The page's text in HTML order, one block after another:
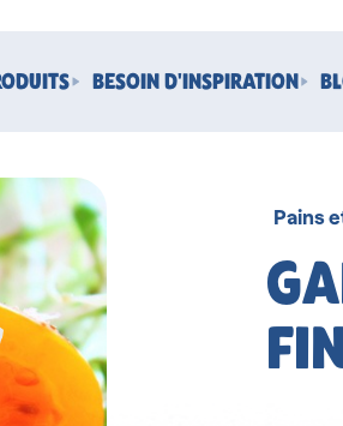
BESOIN D'INSPIRATION
Pains